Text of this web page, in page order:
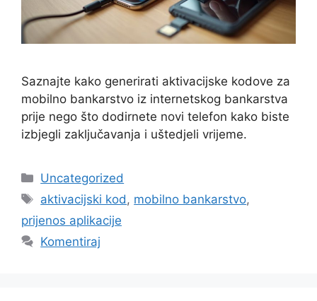
Saznajte kako generirati aktivacijske kodove za
mobilno bankarstvo iz internetskog bankarstva
prije nego što dodirnete novi telefon kako biste
izbjegli zaključavanja i uštedjeli vrijeme.
Kategorije
Uncategorized
Oznake
aktivacijski kod , mobilno bankarstvo,
prijenos aplikacije
Komentiraj